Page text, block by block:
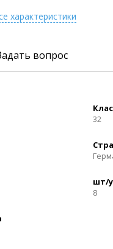
характеристики
вопрос
32
шт/
8